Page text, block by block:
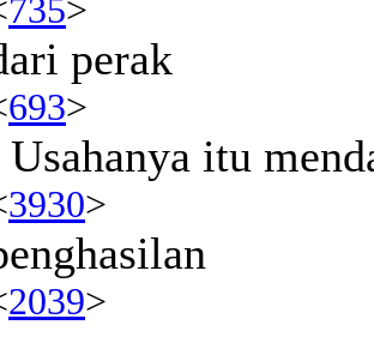
735>
perak
693>
Usahanya itu
3930>
2039>